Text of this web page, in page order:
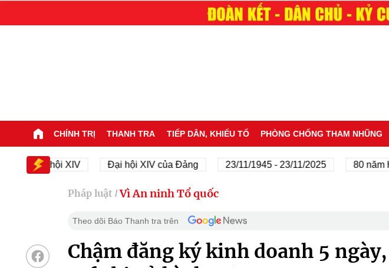
CHÍNH TRỊ THANH TRA TIẾP DÂN, KHIẾU TỐ PHÒNG CHỐNG THAM NHŨNG
Đại hội XIV Đại hội XIV của Đảng 23/11/1945 - 23/11/2025 80 năm Hành
Pháp luật / Vì An ninh Tổ quốc
Theo dõi Báo Thanh tra trên
Chậm đăng ký kinh doanh 5